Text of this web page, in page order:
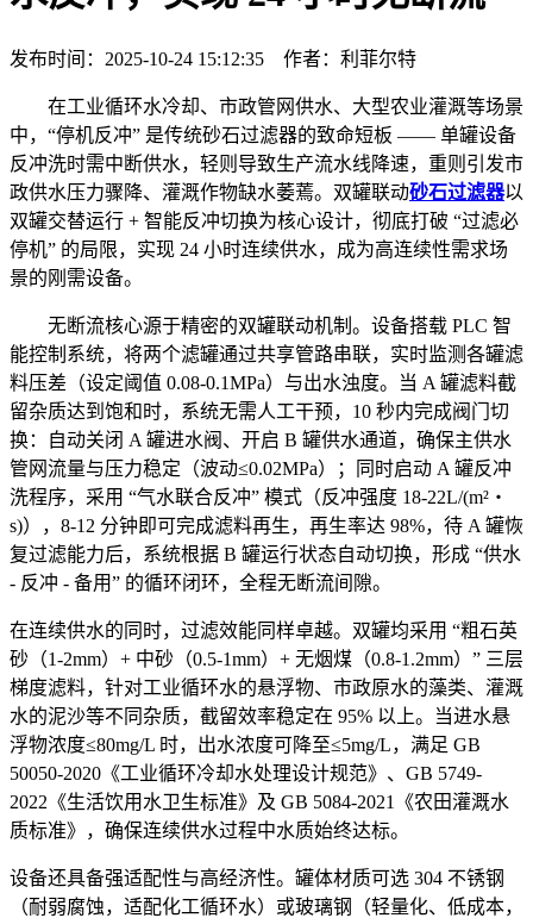
发布时间：2025-10-24 15:12:35 作者：利菲尔特
在工业循环水冷却、市政管网供水、大型农业灌溉等场景
中，“停机反冲” 是传统砂石过滤器的致命短板 —— 单罐设备
反冲洗时需中断供水，轻则导致生产流水线降速，重则引发市
政供水压力骤降、灌溉作物缺水萎蔫。双罐联动砂石过滤器以
双罐交替运行 + 智能反冲切换为核心设计，彻底打破 “过滤必
停机” 的局限，实现 24 小时连续供水，成为高连续性需求场
景的刚需设备。
无断流核心源于精密的双罐联动机制。设备搭载 PLC 智
能控制系统，将两个滤罐通过共享管路串联，实时监测各罐滤
料压差（设定阈值 0.08-0.1MPa）与出水浊度。当 A 罐滤料截
留杂质达到饱和时，系统无需人工干预，10 秒内完成阀门切
换：自动关闭 A 罐进水阀、开启 B 罐供水通道，确保主供水
管网流量与压力稳定（波动≤0.02MPa）；同时启动 A 罐反冲
洗程序，采用 “气水联合反冲” 模式（反冲强度 18-22L/(m²・
s)），8-12 分钟即可完成滤料再生，再生率达 98%，待 A 罐恢
复过滤能力后，系统根据 B 罐运行状态自动切换，形成 “供水
- 反冲 - 备用” 的循环闭环，全程无断流间隙。
在连续供水的同时，过滤效能同样卓越。双罐均采用 “粗石英
砂（1-2mm）+ 中砂（0.5-1mm）+ 无烟煤（0.8-1.2mm）” 三层
梯度滤料，针对工业循环水的悬浮物、市政原水的藻类、灌溉
水的泥沙等不同杂质，截留效率稳定在 95% 以上。当进水悬
浮物浓度≤80mg/L 时，出水浓度可降至≤5mg/L，满足 GB
50050-2020《工业循环冷却水处理设计规范》、GB 5749-
2022《生活饮用水卫生标准》及 GB 5084-2021《农田灌溉水
质标准》，确保连续供水过程中水质始终达标。
设备还具备强适配性与高经济性。罐体材质可选 304 不锈钢
（耐弱腐蚀，适配化工循环水）或玻璃钢（轻量化、低成本，